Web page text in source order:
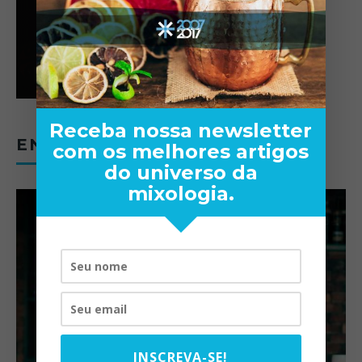
ENTREVISTAS
Receba nossa newsletter
com os melhores artigos
do universo da
mixologia.
INSCREVA-SE!